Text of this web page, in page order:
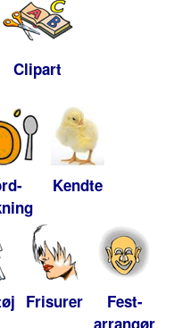
Clipart
Kendte
Frisurer
Fest-